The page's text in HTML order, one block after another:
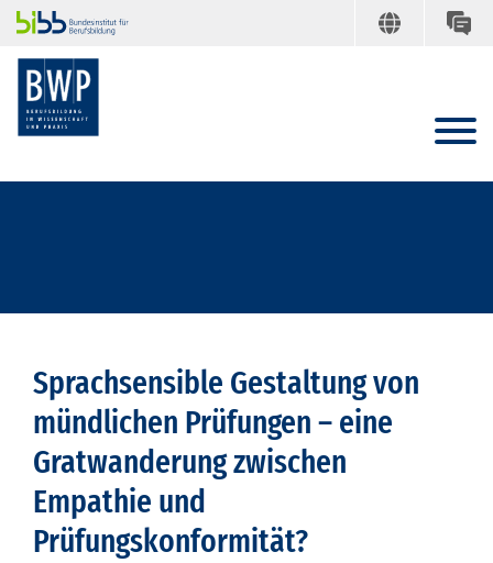
Sprachsensible Gestaltung von
mündlichen Prüfungen – eine
Gratwanderung zwischen
Empathie und
Prüfungskonformität?